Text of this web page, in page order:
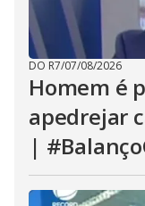
DO R7/07/08/2026
Homem é
apedrejar
|